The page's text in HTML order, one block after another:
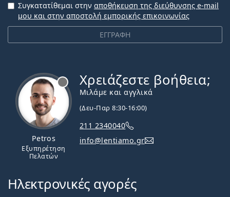
ΕΓΓΡΑΦΗ
Συγκατατίθεμαι στην αποθήκευση της διεύθυνσης e-mail
μου και στην αποστολή εμπορικής επικοινωνίας
Petros
Εξυπηρέτηση
Πελατών
Χρειάζεστε βοήθεια;
Μιλάμε και αγγλικά
(Δευ-Παρ 8:30-16:00)
211 2340040
info@lentiamo.gr
Ηλεκτρονικές αγορές